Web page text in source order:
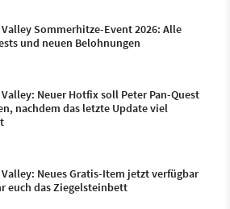
Sommerhitze-Event 2026: Alle
und neuen Belohnungen
Neuer Hotfix soll Peter Pan-Quest
nachdem das letzte Update viel
Neues Gratis-Item jetzt verfügbar
euch das Ziegelsteinbett